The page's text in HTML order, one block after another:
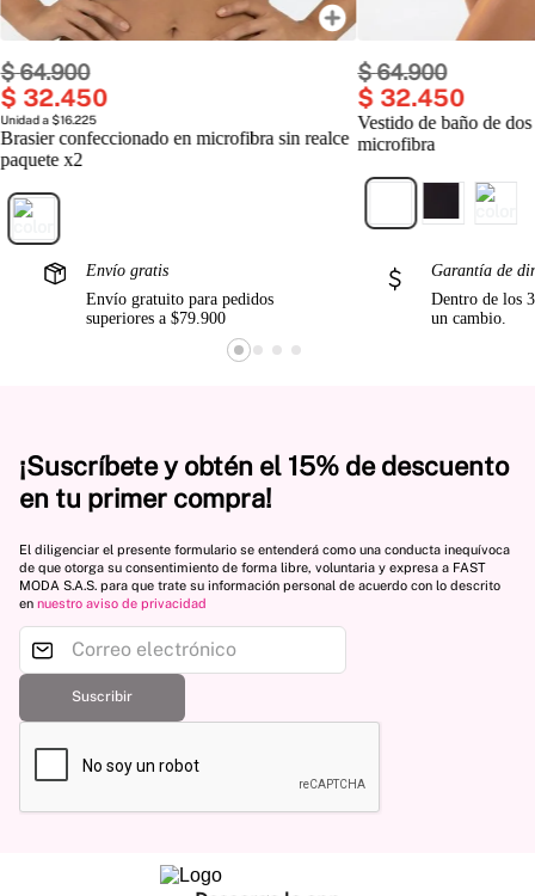
$64.900
$ 32.450
Unidad a $16.225
Brasier confeccionado en microfibra sin realce
paquete x2
$64.900
$ 32.450
Vestido de baño de
microfibra
Envío gratis
Envío gratuito para pedidos
superiores a $79.900
Garantía de
Dentro de los
un cambio.
¡Suscríbete y obtén el 15% de descuento
en tu primer compra!
El diligenciar el presente formulario se entenderá como una conducta inequívoca
de que otorga su consentimiento de forma libre, voluntaria y expresa a FAST
MODA S.A.S. para que trate su información personal de acuerdo con lo descrito
en nuestro aviso de privacidad
Suscribir